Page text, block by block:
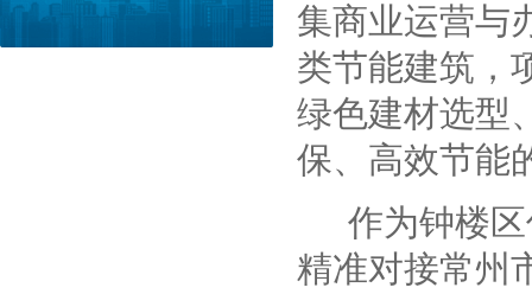
集商业运营与
类节能建筑，
绿色建材选型
保、高效节能
作为钟楼
精准对接常州